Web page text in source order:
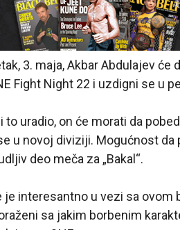
3. maja, Akbar Abdulajev
Fight Night 22 i uzdigni se u
to uradio, on će morati da
u novoj diviziji. Mogućnost
deo meča za „Bakal“.
je interesantno u vezi sa ovom
sa jakim borbenim